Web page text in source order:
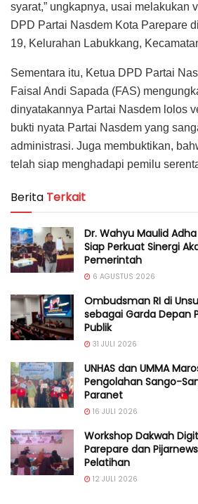
syarat,” ungkapnya, usai melakukan
DPD Partai Nasdem Kota Parepare
19, Kelurahan Labukkang,
Sementara itu, Ketua DPD Partai
Faisal Andi Sapada (FAS)
dinyatakannya Partai Nasdem lolos
bukti nyata Partai Nasdem yang
administrasi. Juga membuktikan,
telah siap menghadapi pemilu
Berita Terkait
Dr. Wahyu Maulid
Siap Perkuat Sinergi
Pemerintah
6 AGUSTUS 2026
Ombudsman RI di
sebagai Garda Depan
Publik
31 JULI 2026
UNHAS dan UMMA
Pengolahan Sango-
Paranet
16 JULI 2026
Workshop Dakwah
Parepare dan
Pelatihan
12 JULI 2026